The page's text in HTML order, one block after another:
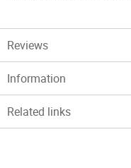
Reviews
Information
Related links